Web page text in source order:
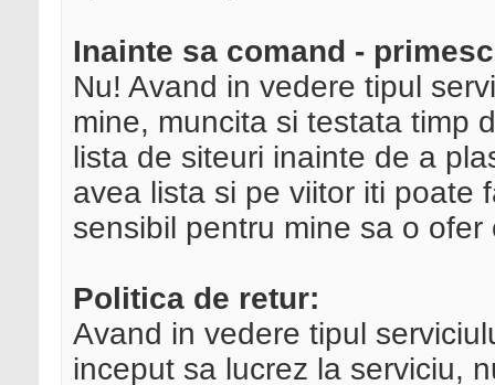
Inainte sa comand -
Nu! Avand in vedere tipul
mine, muncita si testata timp
lista de siteuri inainte de a
avea lista si pe viitor iti poate
sensibil pentru mine sa o ofer
Politica de retur:
Avand in vedere tipul
inceput sa lucrez la serviciu,